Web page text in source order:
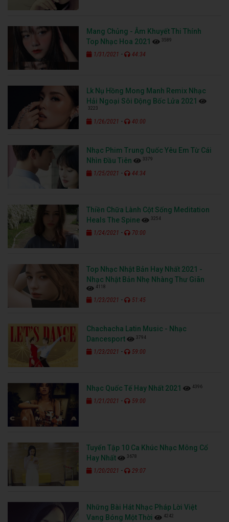
Mang Chủng - Âm Khuyết Thi Thính
Top Nhạc Hoa 2021
3589
1/31/2021 - 44:34
Lk Nụ Hồng Mong Manh Remix Nhạc
Hải Ngoại Sôi Động Bốc Lửa 2021
3223
1/26/2021 - 40:00
Nhạc Phim Trung Quốc Yêu Em Từ Cái
Nhìn Đầu Tiên
3379
1/25/2021 - 44:34
Thiền Chữa Lành Cột Sống Meditation
Heals The Spine
3254
1/24/2021 - 70:00
Top Nhạc Nhật Bản Hay Nhất 2021 -
Nhạc Nhật Bản Nhẹ Nhàng Thư Giãn
4118
1/23/2021 - 51:45
Chachacha Latin Music - Nhạc
Dancesport
3794
1/23/2021 - 59:00
Nhạc Quốc Tế Hay Nhất 2021 4396
1/21/2021 - 59:00
Tuyển Tập 10 Ca Khúc Nhạc Mông Cổ
Hay Nhất
3678
1/20/2021 - 29:07
Những Bài Hát Nhạc Pháp Lời Việt
Vang Bóng Một Thời
4242